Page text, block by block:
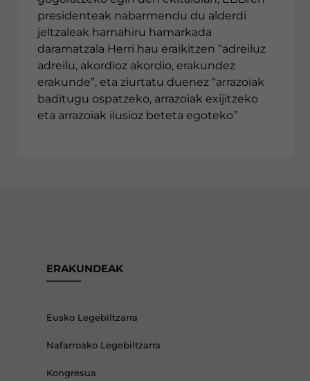
presidenteak nabarmendu du alderdi
jeltzaleak hamahiru hamarkada
daramatzala Herri hau eraikitzen “adreiluz
adreilu, akordioz akordio, erakundez
erakunde”, eta ziurtatu duenez “arrazoiak
baditugu ospatzeko, arrazoiak exijitzeko
eta arrazoiak ilusioz beteta egoteko”
ERAKUNDEAK
Eusko Legebiltzarra
Nafarroako Legebiltzarra
Kongresua